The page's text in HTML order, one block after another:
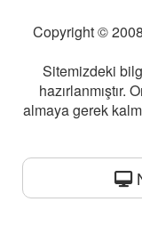
Copyright ©
Sitemizdeki
hazırlanmıştır.
almaya gerek